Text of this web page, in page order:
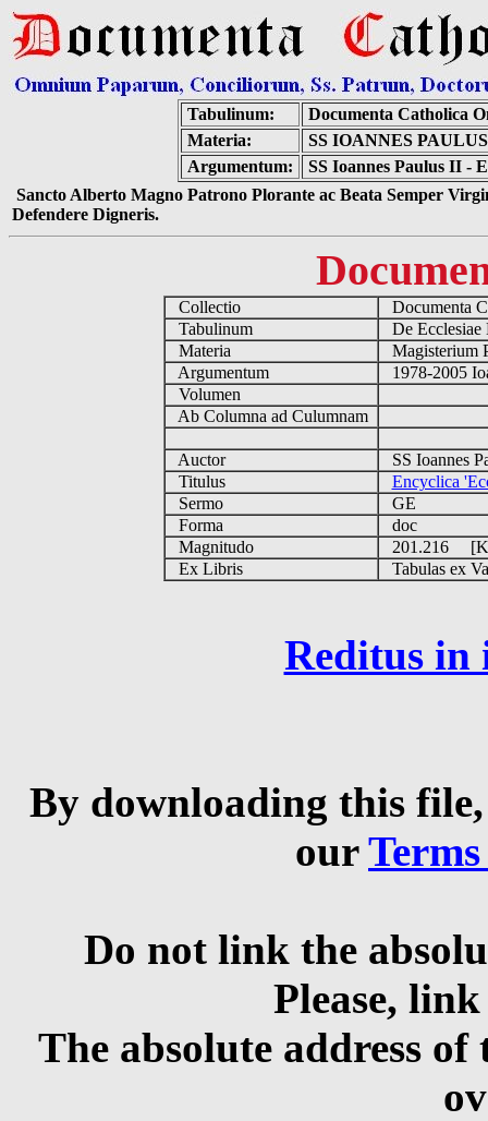
Tabulinum:
Documenta Catholica
Materia:
SS IOANNES
Argumentum:
SS Ioannes Paulus II -
Sancto Alberto Magno Patrono Plorante ac Beata Semper
Defendere Digneris.
Collectio
Documenta
Tabulinum
De
Materia
Magisterium
Argumentum
1978-2005
Volumen
Ab Columna ad Culumnam
Auctor
SS Ioannes
Titulus
Encyclica
Sermo
GE
Forma
doc
Magnitudo
201.216
Ex Libris
Tabulas ex
Reditus in
By downloading this
our
Do not link the
Please,
The absolute address